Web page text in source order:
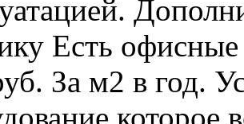
Есть
За м2 в год.